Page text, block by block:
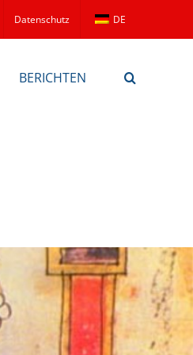
Datenschutz DE
BERICHTEN